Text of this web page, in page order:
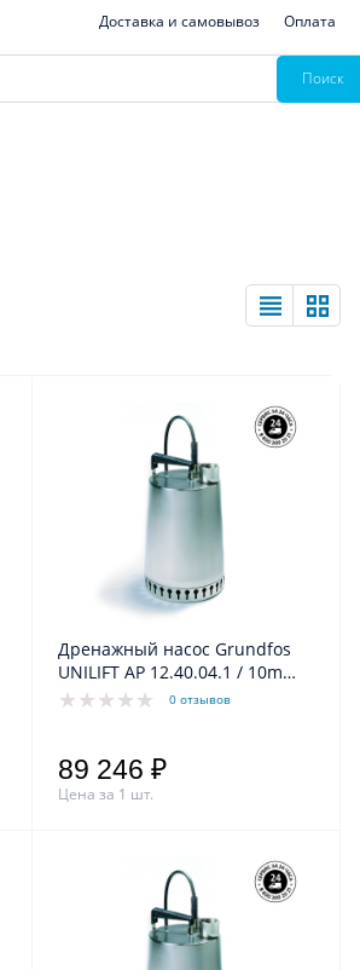
Доставка и самовывоз Оплата
Поиск
Дренажный насос Grundfos
UNILIFT AP 12.40.04.1 / 10m
0,70/0,40kW 3,0A ~1x230V 50Hz
0 отзывов
89 246 ₽
Цена за 1 шт.